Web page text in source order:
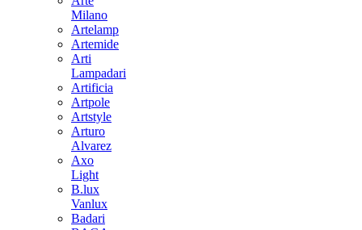
Milano
Artelamp
Artemide
Arti
Lampadari
Artificia
Artpole
Artstyle
Arturo
Alvarez
Axo
Light
B.lux
Vanlux
Badari